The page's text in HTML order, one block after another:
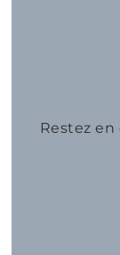
Restez